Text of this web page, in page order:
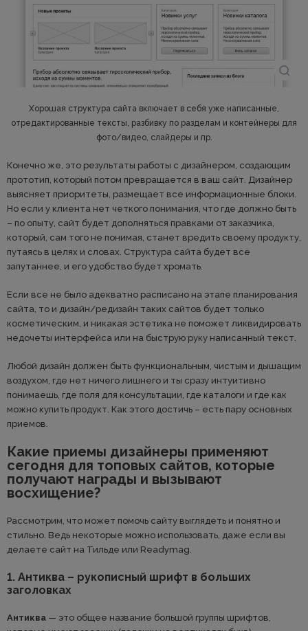
Хорошая структура сайта включает в себя уже написанные,
отредактированные тексты, разбивку по разделам и контейнеры для
фото/видео, слайдеры и пр.
Конечно же, это результаты работы с дизайнером, создающим
прототип, который потом превращается в ваш сайт. Дизайнер
выясняет приоритеты, размещает все информационные блоки.
Но если у клиента нет четкого понимания, что где должно быть
– по опыту, сайт будет дополняться правками от заказчика,
который, сам того не понимая, станет вредить своему продукту,
путаясь в целях и словах. Структура сайта будет все
запутаннее, и его удобство будет хромать.
Если все не было адекватно расписано на этапе планирования
сайта, то и дизайн/редизайн таких сайтов будет только
косметическим, и никакая эстетика не поможет ликвидировать
недочеты интерфейса или на быструю руку написанный текст.
Любой дизайн должен быть функциональным, чистым и дышащим
воздухом, где нет ничего лишнего и ты сразу интуитивно
понимаешь, где поля для консультации, где каталоги и где как
можно купить продукт. Как этого достичь – есть пару основных
приемов.
Какие приемы дизайнеры применяют
сегодня для топовых сайтов, которые
получают награды и вызывают
восхищение?
Рассмотрим, что может помочь сайту выглядеть и понятно и
стильно. Ведь некоторые можно использовать, даже если вы
делаете сайт на Тильде или Readymag.
1. Антиква – рукописный шрифт в больших
заголовках
Антиква — это общее название большой группы шрифтов,